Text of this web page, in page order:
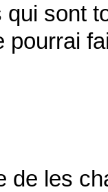
sont
pourrai
de les